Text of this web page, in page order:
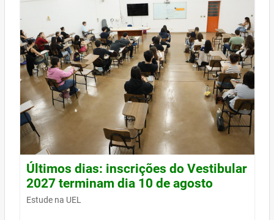
Últimos dias: inscrições do Vestibular
2027 terminam dia 10 de agosto
Estude na UEL